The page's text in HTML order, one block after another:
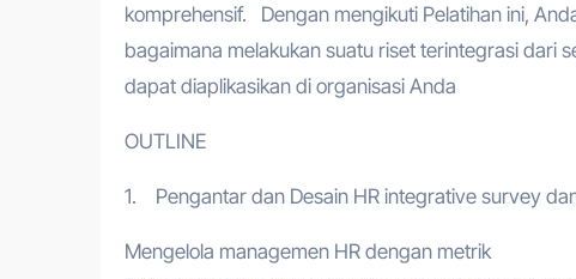
komprehensif. Dengan mengikuti Pelatihan ini,
bagaimana melakukan suatu riset terintegrasi dari
dapat diaplikasikan di organisasi Anda
OUTLINE
1. Pengantar dan Desain HR integrative survey
Mengelola managemen HR dengan metrik